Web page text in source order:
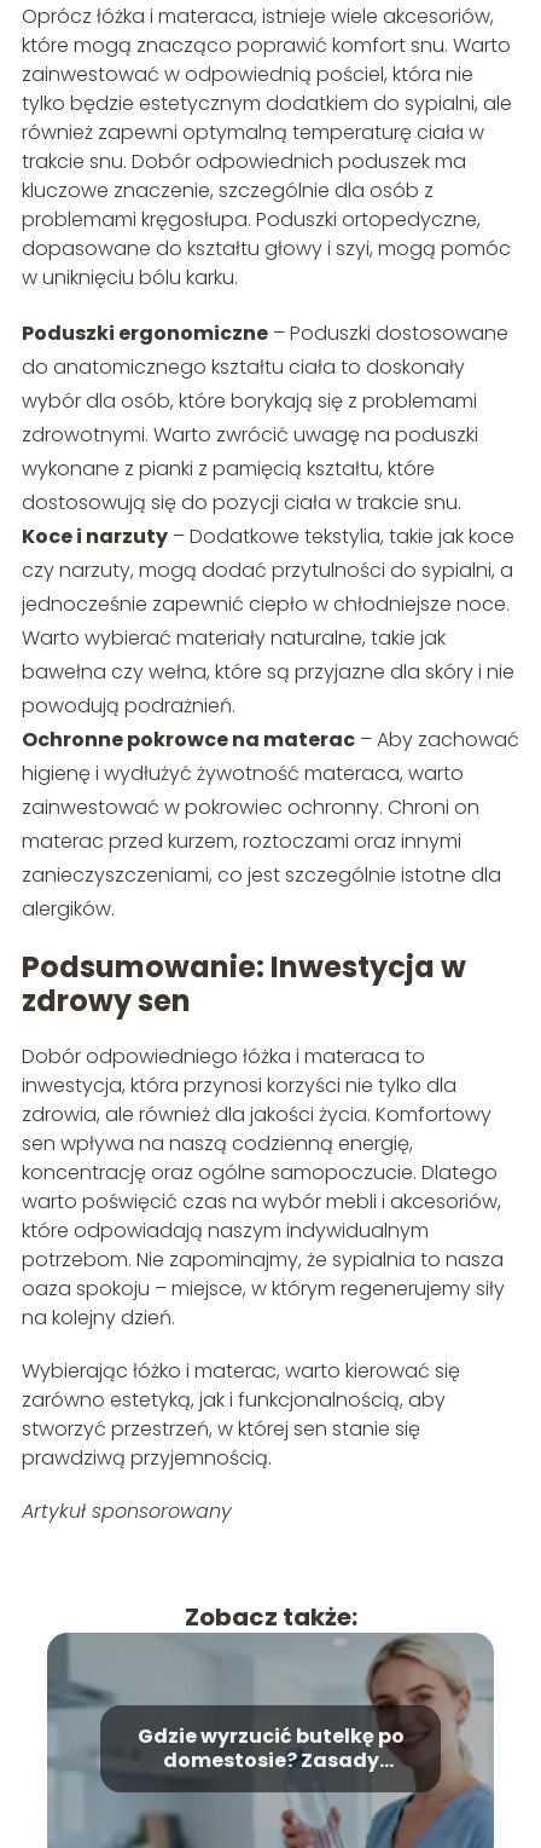
Oprócz łóżka i materaca, istnieje wiele akcesoriów,
które mogą znacząco poprawić komfort snu. Warto
zainwestować w odpowiednią pościel, która nie
tylko będzie estetycznym dodatkiem do sypialni, ale
również zapewni optymalną temperaturę ciała w
trakcie snu. Dobór odpowiednich poduszek ma
kluczowe znaczenie, szczególnie dla osób z
problemami kręgosłupa. Poduszki ortopedyczne,
dopasowane do kształtu głowy i szyi, mogą pomóc
w uniknięciu bólu karku.
Poduszki ergonomiczne– Poduszki dostosowane
do anatomicznego kształtu ciała to doskonały
wybór dla osób, które borykają się z problemami
zdrowotnymi. Warto zwrócić uwagę na poduszki
wykonane z pianki z pamięcią kształtu, które
dostosowują się do pozycji ciała w trakcie snu.
Koce i narzuty– Dodatkowe tekstylia, takie jak koce
czy narzuty, mogą dodać przytulności do sypialni, a
jednocześnie zapewnić ciepło w chłodniejsze noce.
Warto wybierać materiały naturalne, takie jak
bawełna czy wełna, które są przyjazne dla skóry i nie
powodują podrażnień.
Ochronne pokrowce na materac– Aby zachować
higienę i wydłużyć żywotność materaca, warto
zainwestować w pokrowiec ochronny. Chroni on
materac przed kurzem, roztoczami oraz innymi
zanieczyszczeniami, co jest szczególnie istotne dla
alergików.
Podsumowanie: Inwestycja w
zdrowy sen
Dobór odpowiedniego łóżka i materaca to
inwestycja, która przynosi korzyści nie tylko dla
zdrowia, ale również dla jakości życia. Komfortowy
sen wpływa na naszą codzienną energię,
koncentrację oraz ogólne samopoczucie. Dlatego
warto poświęcić czas na wybór mebli i akcesoriów,
które odpowiadają naszym indywidualnym
potrzebom. Nie zapominajmy, że sypialnia to nasza
oaza spokoju – miejsce, w którym regenerujemy siły
na kolejny dzień.
Wybierając łóżko i materac, warto kierować się
zarówno estetyką, jak i funkcjonalnością, aby
stworzyć przestrzeń, w której sen stanie się
prawdziwą przyjemnością.
Artykuł sponsorowany
Zobacz także:
Gdzie wyrzucić butelkę po
domestosie? Zasady